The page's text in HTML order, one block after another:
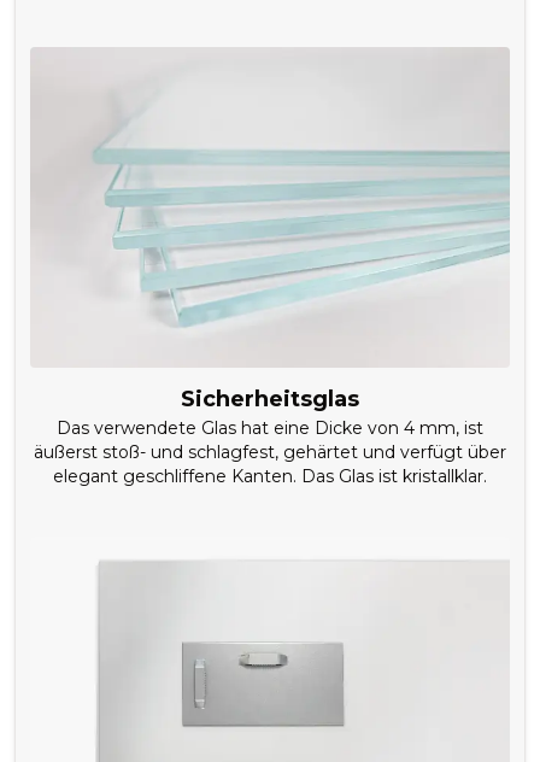
Sicherheitsglas
Das verwendete Glas hat eine Dicke von 4 mm, ist
äußerst stoß- und schlagfest, gehärtet und verfügt über
elegant geschliffene Kanten. Das Glas ist kristallklar.